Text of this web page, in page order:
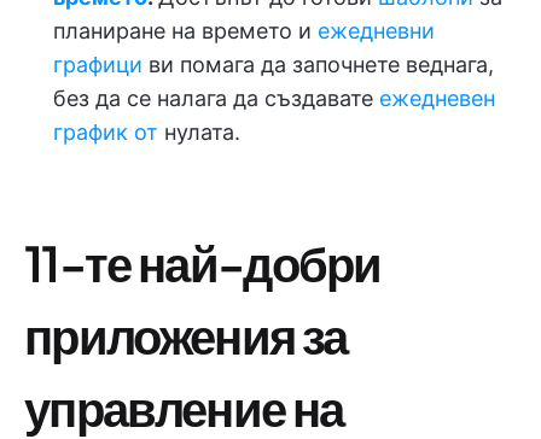
планиране на времето и ежедневни
графици ви помага да започнете веднага,
без да се налага да създавате ежедневен
график от нулата.
11-те най-добри
приложения за
управление на